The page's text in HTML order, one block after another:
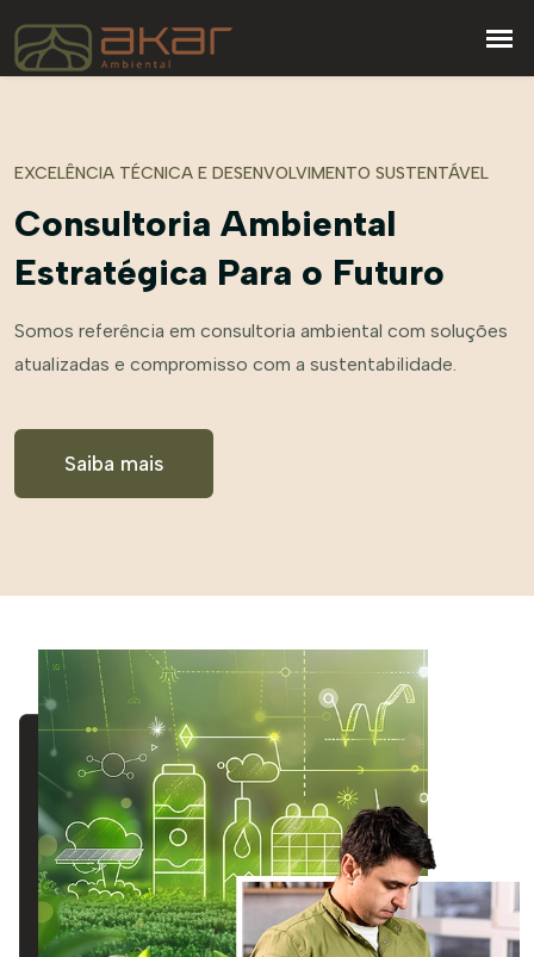
EXCELÊNCIA TÉCNICA E DESENVOLVIMENTO SUSTENTÁVEL
Consultoria Ambiental
Estratégica Para o Futuro
Somos referência em consultoria ambiental com soluções
atualizadas e compromisso com a sustentabilidade.
Saiba mais